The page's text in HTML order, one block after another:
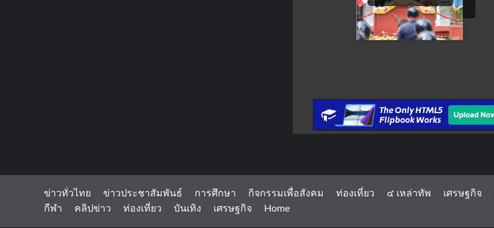
ข่าวทั่วไทย ข่าวประชาสัมพันธ์ การศึกษา กิจกรรมเพื่อสังคม ท่องเที่ยว ๔ เหล่าทัพ เศรษฐกิจ
กีฬา
คลิปข่าว ท่องเที่ยว บันเทิง เศรษฐกิจ Home